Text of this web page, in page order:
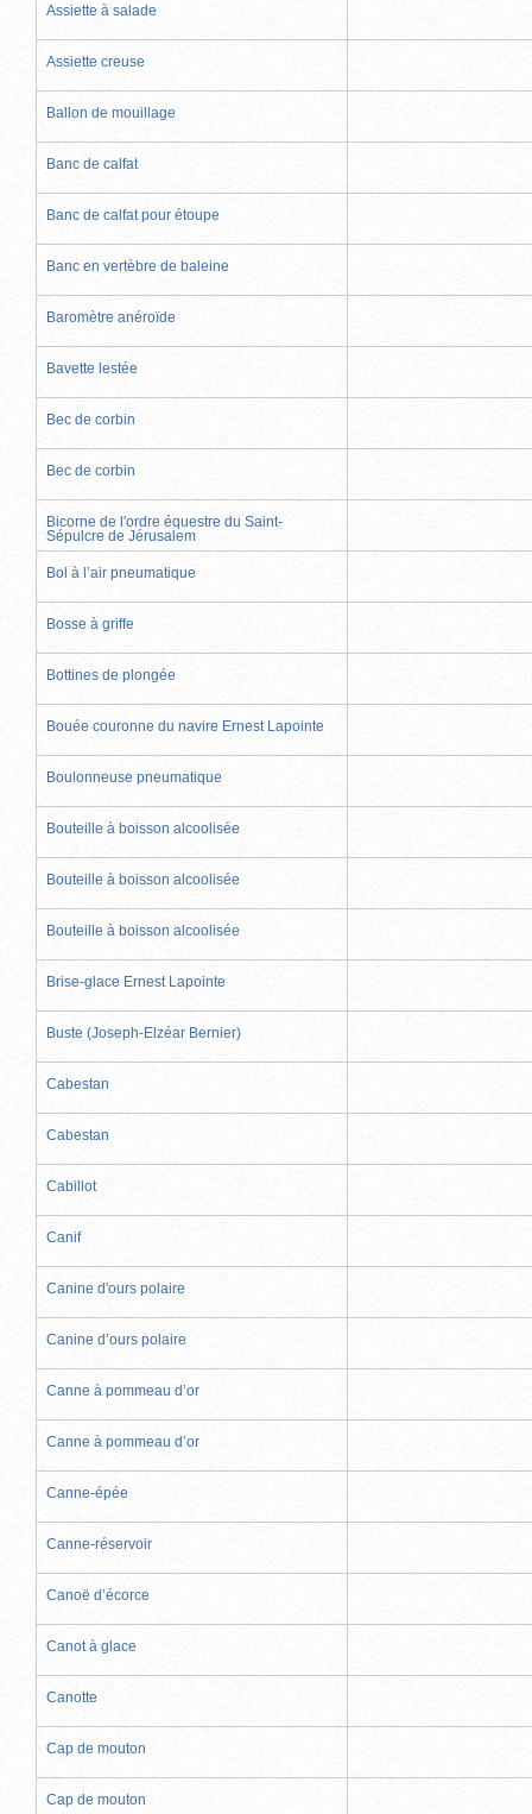
Assiette à salade
Assiette creuse
Ballon de mouillage
Banc de calfat
Banc de calfat pour étoupe
Banc en vertèbre de baleine
Baromètre anéroïde
Bavette lestée
Bec de corbin
Bec de corbin
Bicorne de l'ordre équestre du Saint-
Sépulcre de Jérusalem
Bol à l’air pneumatique
Bosse à griffe
Bottines de plongée
Bouée couronne du navire Ernest Lapointe
Boulonneuse pneumatique
Bouteille à boisson alcoolisée
Bouteille à boisson alcoolisée
Bouteille à boisson alcoolisée
Brise-glace Ernest Lapointe
Buste (Joseph-Elzéar Bernier)
Cabestan
Cabestan
Cabillot
Canif
Canine d'ours polaire
Canine d’ours polaire
Canne à pommeau d’or
Canne à pommeau d’or
Canne-épée
Canne-réservoir
Canoë d’écorce
Canot à glace
Canotte
Cap de mouton
Cap de mouton